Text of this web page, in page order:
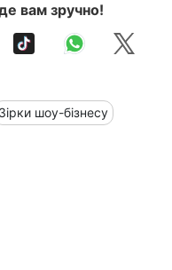
вам зручно!
Зірки шоу-бізнесу